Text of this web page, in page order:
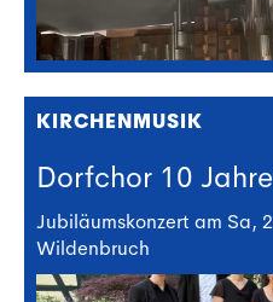
KIRCHENMUSIK
Dorfchor 10
Jubiläumskonzert am Sa,
Wildenbruch